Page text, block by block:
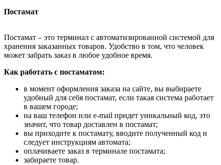
Постамат
Постамат – это терминал с автоматизированной системой для
хранения заказанных товаров. Удобство в том, что человек
может забрать заказ в любое удобное время.
Как работать с постаматом:
в момент оформления заказа на сайте, вы выбираете
удобный для себя постамат, если такая система работает
в вашем городе;
на ваш телефон или e-mail придет уникальный код, это
значит, что товар доставлен в постамат;
вы приходите к постамату, вводите полученный код и
следует инструкциям автомата;
оплачиваете заказ в терминале постамата;
забираете товар.